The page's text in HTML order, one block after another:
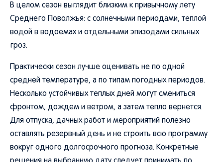
В целом сезон выглядит близким к привычному лету
Среднего Поволжья: с солнечными периодами, теплой
водой в водоемах и отдельными эпизодами сильных
гроз.
Практически сезон лучше оценивать не по одной
средней температуре, а по типам погодных периодов.
Несколько устойчивых теплых дней могут смениться
фронтом, дождем и ветром, а затем тепло вернется.
Для отпуска, дачных работ и мероприятий полезно
оставлять резервный день и не строить всю программу
вокруг одного долгосрочного прогноза. Конкретные